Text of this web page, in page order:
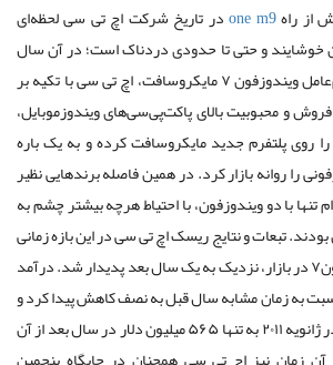
one m9در تاریخ شرکت اچ تی سی لحظه‌ای
خوشایند و حتی تا حدودی دردناک است؛ در آن سال
همزمان با معرفی سیستم‌عامل ویندوزفون ۷ مایکروسافت، اچ‌ تی‌ سی با تکیه بر
و محبوبیت بالای پاکت‌پی‌سی‌های ویندوزموبایل،
روی پلتفرم جدید مایکروسافت کرده و به یک باره
را روانه بازار کرد. در همین فاصله برندهایی نظیر
با دو ویندوزفون، با احتیاط هرچه بیشتر چشم به
تبعات و نتایج ریسک اچ تی سی در این بازه زمانی
درآمد
سی در ژانویه ۲۰۱۲ نسبت به زمان مشابه سال قبل به نصف کاهش پیدا کرد و
از حوالی ۱٫۲ میلیارد دلار در ژانویه ۲۰۱۱ به تنها ۵۶۵ میلیون دلار در سال بعد از آن